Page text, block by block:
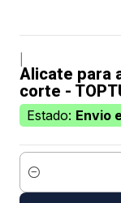
Alicate para
corte -
Estado: Envio
Quantidade